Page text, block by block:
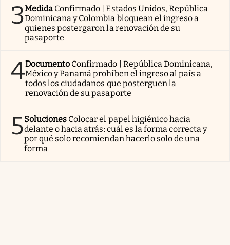
3Medida Confirmado | Estados Unidos, República
Dominicana y Colombia bloquean el ingreso a
quienes postergaron la renovación de su
pasaporte
4Documento Confirmado | República Dominicana,
México y Panamá prohíben el ingreso al país a
todos los ciudadanos que posterguen la
renovación de su pasaporte
5Soluciones Colocar el papel higiénico hacia
delante o hacia atrás: cuál es la forma correcta y
por qué solo recomiendan hacerlo solo de una
forma